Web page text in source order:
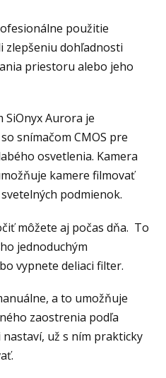
použitie
zlepšeniu dohľadnosti
priestoru alebo jeho
SiOnyx Aurora je
snímačom CMOS pre
osvetlenia. Kamera
kamere filmovať
podmienok.
môžete aj počas dňa. To
jednoduchým
vypnete deliaci filter.
a to umožňuje
zaostrenia podľa
už s ním prakticky